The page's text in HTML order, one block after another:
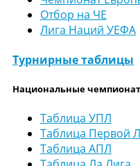
Отбор на ЧЕ
Лига Наций УЕФА
Турнирные таблицы
Национальные
Таблица УПЛ
Таблица Первой
Таблица АПЛ